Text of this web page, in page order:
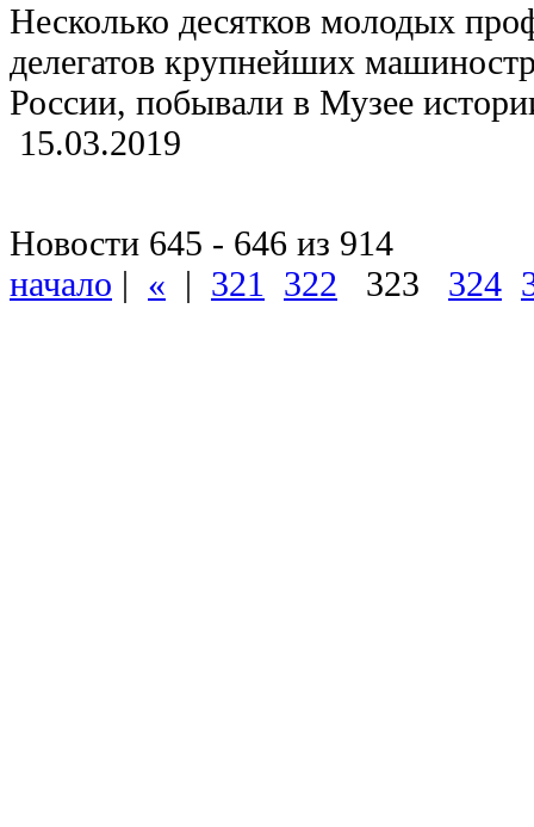
Несколько десятков молодых
делегатов крупнейших
России, побывали в Музее
15.03.2019
Новости 645 - 646 из 914
начало | « | 321 322 323 324